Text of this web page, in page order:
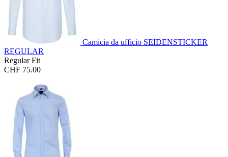
Camicia da ufficio SEIDENSTICKER
REGULAR
Regular Fit
CHF 75.00